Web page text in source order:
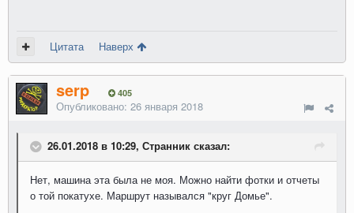
Цитата Наверх
serp 405
Опубликовано: 26 января 2018
26.01.2018 в 10:29, Странник сказал:
Нет, машина эта была не моя. Можно найти фотки и отчеты
о той покатухе. Маршрут назывался "круг Домье".